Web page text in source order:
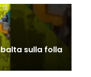
sulla folla